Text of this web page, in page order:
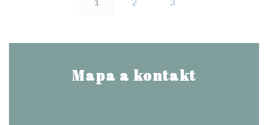
Mapa a kontakt